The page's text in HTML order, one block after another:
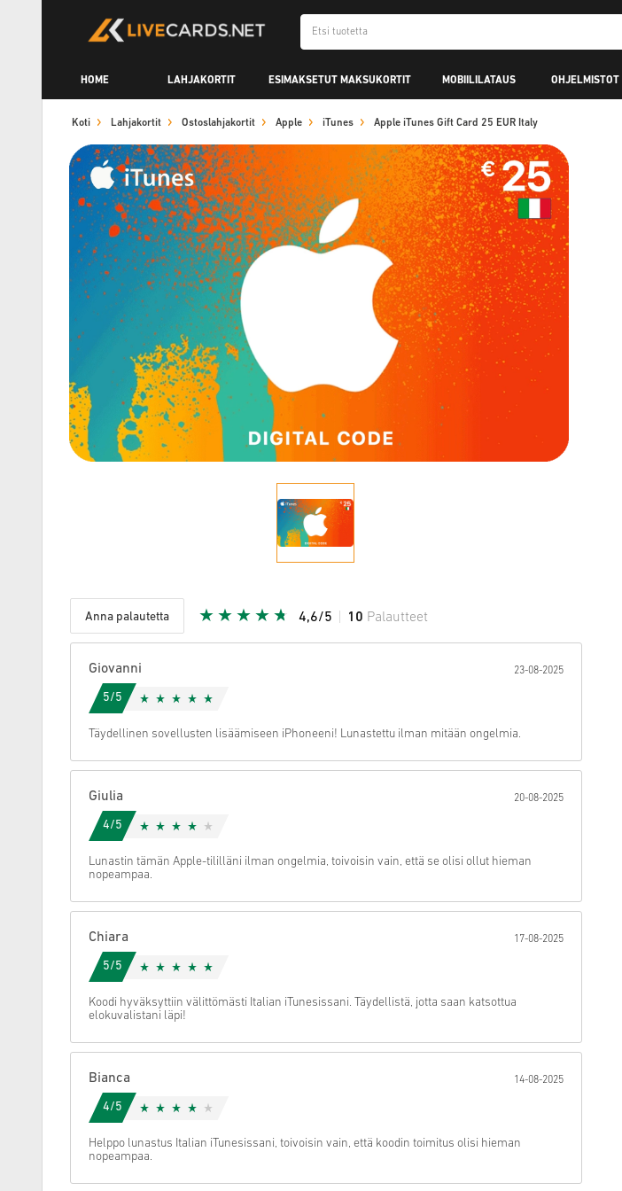
HOME LAHJAKORTIT ESIMAKSETUT MAKSUKORTIT MOBIILILATAUS OHJELMISTOT
Koti Lahjakortit Ostoslahjakortit Apple iTunes Apple iTunes Gift Card 25 EUR Italy
Anna palautetta 4,6/5 10 Palautteet
Peruuta
Giovanni 23-08-2025
5/5
Täydellinen sovellusten lisäämiseen iPhoneeni! Lunastettu ilman mitään ongelmia.
Giulia 20-08-2025
4/5
Lunastin tämän Apple-tililläni ilman ongelmia, toivoisin vain, että se olisi ollut hieman
nopeampaa.
Chiara 17-08-2025
5/5
Koodi hyväksyttiin välittömästi Italian iTunesissani. Täydellistä, jotta saan katsottua
elokuvalistani läpi!
Bianca 14-08-2025
4/5
Helppo lunastus Italian iTunesissani, toivoisin vain, että koodin toimitus olisi hieman
nopeampaa.